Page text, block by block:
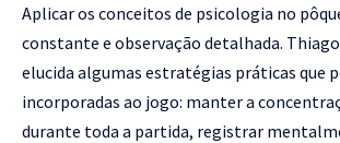
Aplicar os conceitos de psicologia no
constante e observação detalhada.
elucida algumas estratégias práticas que
incorporadas ao jogo: manter a
durante toda a partida, registrar